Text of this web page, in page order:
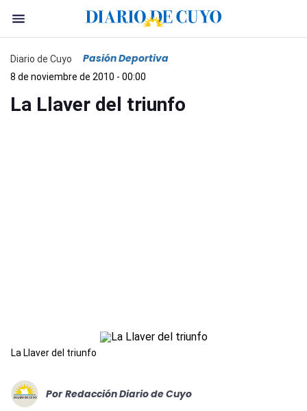
Diario de Cuyo Pasión Deportiva
8 de noviembre de 2010 - 00:00
La Llaver del triunfo
La Llaver del triunfo
Por Redacción Diario de Cuyo